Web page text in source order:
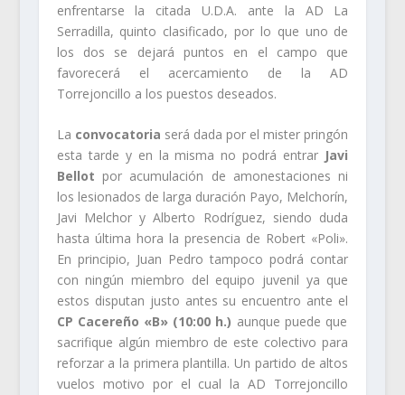
enfrentarse la citada U.D.A. ante la AD La
Serradilla, quinto clasificado, por lo que uno de
los dos se dejará puntos en el campo que
favorecerá el acercamiento de la AD
Torrejoncillo a los puestos deseados.
La convocatoria será dada por el mister pringón
esta tarde y en la misma no podrá entrar Javi
Bellot por acumulación de amonestaciones ni
los lesionados de larga duración Payo, Melchorín,
Javi Melchor y Alberto Rodríguez, siendo duda
hasta última hora la presencia de Robert «Poli».
En principio, Juan Pedro tampoco podrá contar
con ningún miembro del equipo juvenil ya que
estos disputan justo antes su encuentro ante el
CP Cacereño «B» (10:00 h.) aunque puede que
sacrifique algún miembro de este colectivo para
reforzar a la primera plantilla. Un partido de altos
vuelos motivo por el cual la AD Torrejoncillo